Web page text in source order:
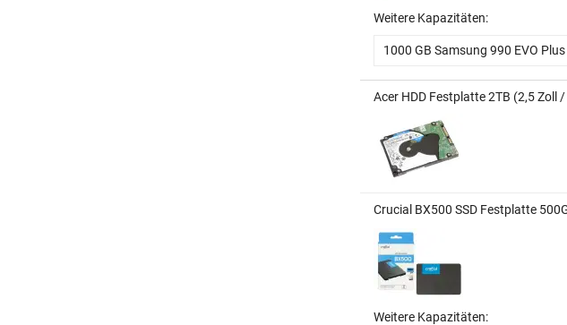
Weitere Kapazitäten:
1000 GB Samsung 990 EVO Plus
Acer HDD Festplatte 2TB (2,5 Zoll
Crucial BX500 SSD Festplatte
Weitere Kapazitäten: